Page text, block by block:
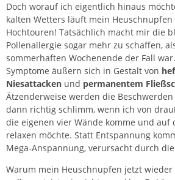
Doch worauf ich eigentlich hinaus
kalten Wetters läuft mein Heuschnupfen
Hochtouren! Tatsächlich macht mir die
Pollenallergie sogar mehr zu schaffen,
sommerhaften Wochenende der Fall
Symptome äußern sich in Gestalt von
Niesattacken und permanentem
Ätzenderweise werden die
dann richtig schlimm, wenn ich von
die eigenen vier Wände komme und auf
relaxen möchte. Statt Entspannung
Mega-Anspannung, verursacht durch
Warum mein Heuschnupfen jetzt wieder